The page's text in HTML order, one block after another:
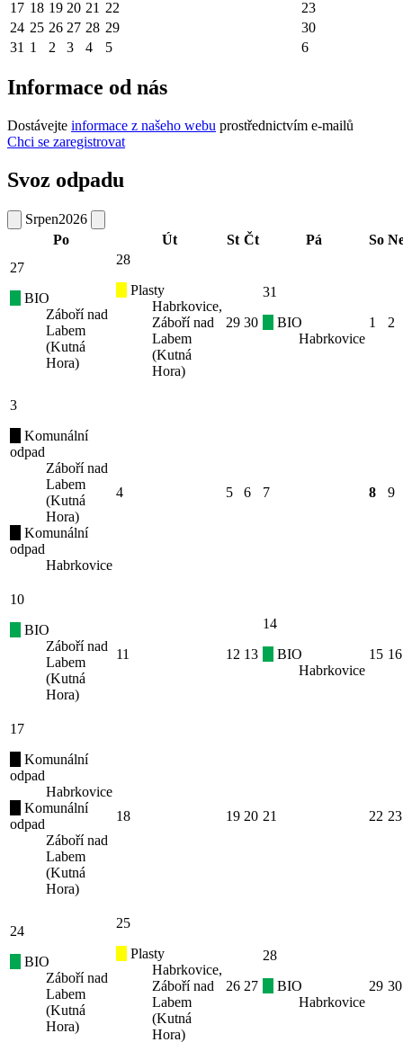
17 18 19 20 21 22
23
24 25 26 27 28 29
30
31 1 2 3 4 5 6
Informace od nás
Dostávejte informace z našeho webu prostřednictvím e-mailů
Chci se zaregistrovat
Svoz odpadu
Srpen2026
Po
Út St Čt Pá So
27
BIO
Záboří nad
Labem
(Kutná
Hora)
28
Plasty
Habrkovice,
Záboří nad
Labem
(Kutná
Hora)
29 30
31
BIO
Habrkovice
1 2
3
Komunální
odpad
Záboří nad
Labem
(Kutná
Hora)
Komunální
odpad
Habrkovice
4 5 6 7 8 9
10
BIO
Záboří nad
Labem
(Kutná
Hora)
11 12 13
14
BIO
Habrkovice
15 16
17
Komunální
odpad
Habrkovice
Komunální
odpad
Záboří nad
Labem
(Kutná
Hora)
18 19 20 21 22 23
24
BIO
Záboří nad
Labem
(Kutná
Hora)
25
Plasty
Habrkovice,
Záboří nad
Labem
(Kutná
Hora)
26 27
28
BIO
Habrkovice
29 30